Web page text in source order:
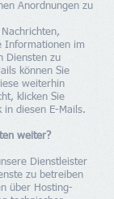
Anordnungen zu
Informationen im
Diensten zu
können Sie
weiterhin
klicken Sie
in diesen E-Mails.
weiter?
Dienstleister
zu betreiben
über Hosting-